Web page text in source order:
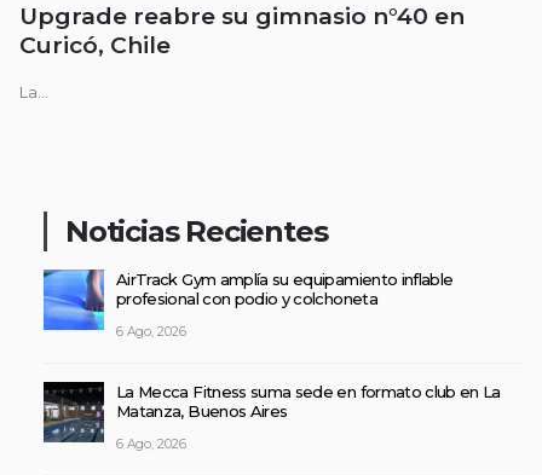
Upgrade reabre su gimnasio n°40 en
Curicó, Chile
La...
Noticias Recientes
AirTrack Gym amplía su equipamiento inflable
profesional con podio y colchoneta
6 Ago, 2026
La Mecca Fitness suma sede en formato club en La
Matanza, Buenos Aires
6 Ago, 2026